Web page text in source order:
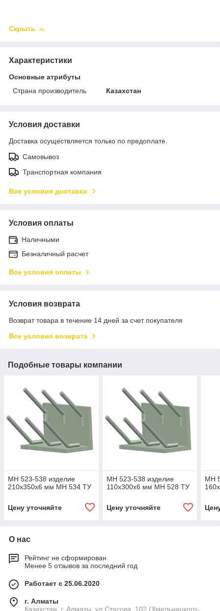
Скрыть
Характеристики
Основные атрибуты
Страна производитель
Казахстан
Условия доставки
Доставка осуществляется только по предоплате.
Самовывоз
Транспортная компания
Все условия доставки
Условия оплаты
Наличными
Безналичный расчет
Все условия оплаты
Условия возврата
Возврат товара в течение 14 дней за счет покупателя
Все условия возврата
Подобные товары компании
МН 523-538 изделие
210x350x6 мм МН 534 ТУ
Цену уточняйте
МН 523-538 изделие
110x300x6 мм МН 528 ТУ
Цену уточняйте
МН
О нас
Рейтинг не сформирован
Менее 5 отзывов за последний год
Работает с 25.06.2020
г. Алматы
Казахстан, г. Алматы, ул.Стасова, 102 (Хмельницкого-